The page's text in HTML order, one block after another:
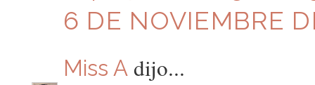
6 DE NOVIEMBRE
Miss Adijo...